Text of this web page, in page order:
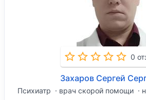
0
Захаров Сергей
Психиатр врач скорой помощи